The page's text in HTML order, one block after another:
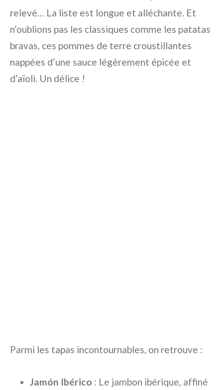
relevé… La liste est longue et alléchante. Et
n’oublions pas les classiques comme les patatas
bravas, ces pommes de terre croustillantes
nappées d’une sauce légèrement épicée et
d’aïoli. Un délice !
Parmi les tapas incontournables, on retrouve :
Jamón Ibérico : Le jambon ibérique, affiné